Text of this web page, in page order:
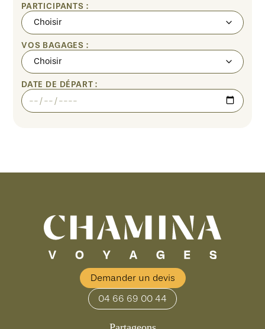
PARTICIPANTS :
VOS BAGAGES :
DATE DE DÉPART :
Demander un devis
04 66 69 00 44